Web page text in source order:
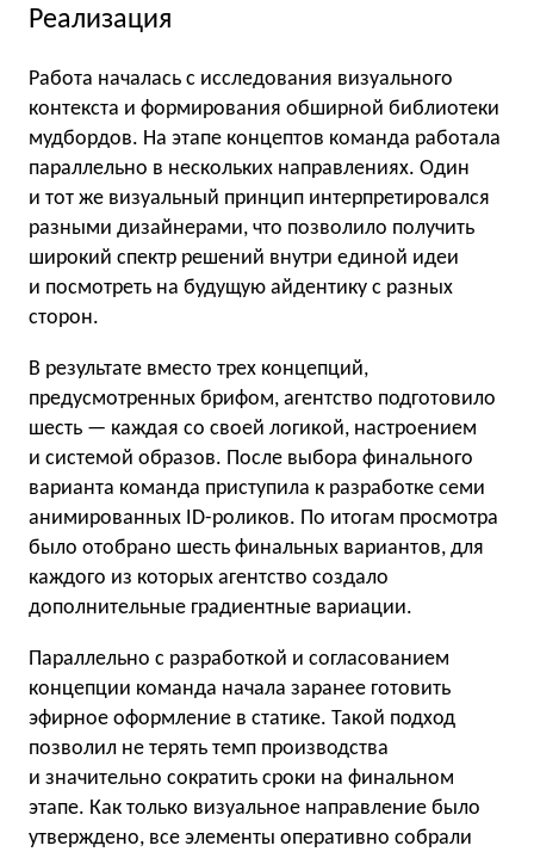
Реализация
Работа началась с исследования визуального
контекста и формирования обширной библиотеки
мудбордов. На этапе концептов команда работала
параллельно в нескольких направлениях. Один
и тот же визуальный принцип интерпретировался
разными дизайнерами, что позволило получить
широкий спектр решений внутри единой идеи
и посмотреть на будущую айдентику с разных
сторон.
В результате вместо трех концепций,
предусмотренных брифом, агентство подготовило
шесть — каждая со своей логикой, настроением
и системой образов. После выбора финального
варианта команда приступила к разработке семи
анимированных ID-роликов. По итогам просмотра
было отобрано шесть финальных вариантов, для
каждого из которых агентство создало
дополнительные градиентные вариации.
Параллельно с разработкой и согласованием
концепции команда начала заранее готовить
эфирное оформление в статике. Такой подход
позволил не терять темп производства
и значительно сократить сроки на финальном
этапе. Как только визуальное направление было
утверждено, все элементы оперативно собрали